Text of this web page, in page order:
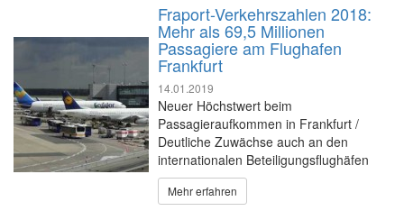
Fraport-Verkehrszahlen 2018:
Mehr als 69,5 Millionen
Passagiere am Flughafen
Frankfurt
14.01.2019
Neuer Höchstwert beim
Passagieraufkommen in Frankfurt /
Deutliche Zuwächse auch an den
internationalen Beteiligungsflughäfen
Mehr erfahren